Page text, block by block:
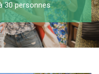
30 personnes